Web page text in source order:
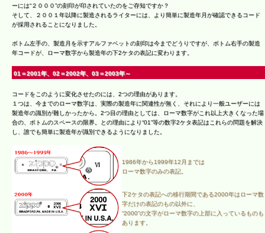
ーには“２０００”の刻印が印されていたのをご存知ですか？
そして、２００１年以降に製造されるライターには、より簡単に製造年月が確認できるコード
が採用されることになりました。
ボトム左手の、製造月を示すアルファベットの刻印は今までどうりですが、ボトム右手の製造
年コードが、ローマ数字から製造年の下2ケタの表記に変わります。
01＝2001年、02＝2002年、03＝2003年～
コードをこのように変化させたのには、2つの理由があります。
１つは、今までのローマ数字は、実際の製造年に関連性が無く、それにより一般ユーザーには
製造年の識別が難しかったから。2つ目の理由としては、ローマ数字がこれ以上大きくなった場
合の、ボトムのスペースの限界。との理由により“01”等の数字2ケタ表記はこれらの問題を解決
し、誰でも簡単に製造年が識別できるようになりました。
1986年から1999年12月までは
ローマ数字のみの表記。
下2ケタの表記への移行期間である2000年はローマ数
字だけの表記のもの以外に、
“2000”の文字がローマ数字の上部に入っているものも
あります。